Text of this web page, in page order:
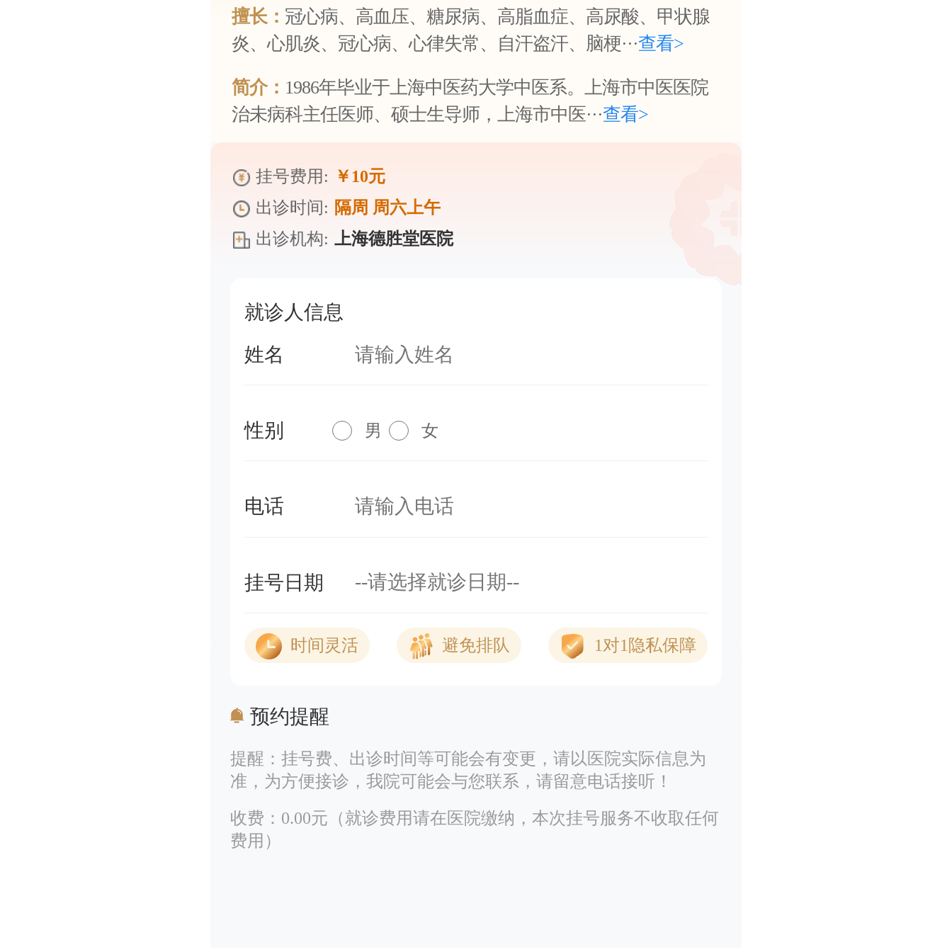
擅长： 冠心病、高血压、糖尿病、高脂血症、高尿酸、甲状腺
炎、心肌炎、冠心病、心律失常、自汗盗汗、脑梗···查看>
简介： 1986年毕业于上海中医药大学中医系。上海市中医医院
治未病科主任医师、硕士生导师，上海市中医···查看>
挂号费用: ￥10元
出诊时间: 隔周 周六上午
出诊机构: 上海德胜堂医院
就诊人信息
姓名
性别 男 女
电话
挂号日期
时间灵活 避免排队 1对1隐私保障
预约提醒
提醒：挂号费、出诊时间等可能会有变更，请以医院实际信息为
准，为方便接诊，我院可能会与您联系，请留意电话接听！
收费：0.00元（就诊费用请在医院缴纳，本次挂号服务不收取任何
费用）